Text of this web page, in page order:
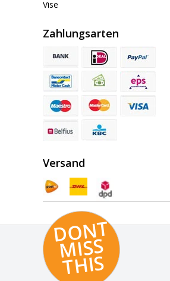
Vise
Zahlungsarten
Versand
D
O
N
T
MI
S
S
T
HI
S